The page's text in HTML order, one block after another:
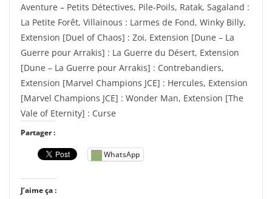
Aventure – Petits Détectives, Pile-Poils, Ratak, Sagaland :
La Petite Forêt, Villainous : Larmes de Fond, Winky Billy,
Extension [Duel of Chaos] : Zoi, Extension [Dune – La
Guerre pour Arrakis] : La Guerre du Désert, Extension
[Dune – La Guerre pour Arrakis] : Contrebandiers,
Extension [Marvel Champions JCE] : Hercules, Extension
[Marvel Champions JCE] : Wonder Man, Extension [The
Vale of Eternity] : Curse
Partager :
WhatsApp
J’aime ça :